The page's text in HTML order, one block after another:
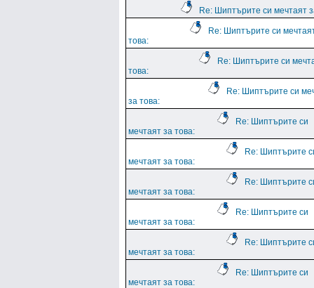
Re: Шиптърите си мечтаят
Re: Шиптърите си
това:
Re: Шиптърите си
това:
Re: Шиптърите си
за това:
Re: Шиптърите си
мечтаят за това:
Re: Шиптърите
мечтаят за това:
Re: Шиптърите
мечтаят за това:
Re: Шиптърите си
мечтаят за това:
Re: Шиптърите
мечтаят за това:
Re: Шиптърите си
мечтаят за това: